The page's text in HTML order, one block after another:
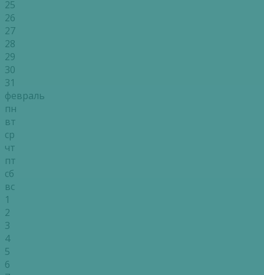
25
26
27
28
29
30
31
февраль
пн
вт
ср
чт
пт
сб
вс
1
2
3
4
5
6